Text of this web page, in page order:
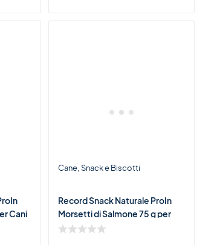
Cani
Cane Snack e Biscotti
Record Snack Naturale ProIn
Morsetti di Salmone 75 g per
Cani – Premio Morbido Ricco di